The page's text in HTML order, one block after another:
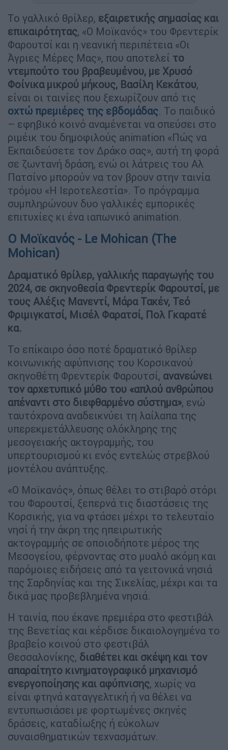
Το γαλλικό θρίλερ, εξαιρετικής σημασίας και
επικαιρότητας, «Ο Μοϊκανός» του Φρεντερίκ
Φαρουτσί και η νεανική περιπέτεια «Οι
Άγριες Μέρες Μας», που αποτελεί το
ντεμπούτο του βραβευμένου, με Χρυσό
Φοίνικα μικρού μήκους, Βασίλη Κεκάτου,
είναι οι ταινίες που ξεχωρίζουν από τις
οχτώ πρεμιέρες της εβδομάδας. Το παιδικό
– εφηβικό κοινό αναμένεται να σπεύσει στο
ριμέικ του δημοφιλούς animation «Πώς να
Εκπαιδεύσετε τον Δράκο σας», αυτή τη φορά
σε ζωντανή δράση, ενώ οι λάτρεις του Αλ
Πατσίνο μπορούν να τον βρουν στην ταινία
τρόμου «Η Ιεροτελεστία». Το πρόγραμμα
συμπληρώνουν δυο γαλλικές εμπορικές
επιτυχίες κι ένα ιαπωνικό animation.
Ο Μοϊκανός - Le Mohican (The
Mohican)
Δραματικό θρίλερ, γαλλικής παραγωγής του
2024, σε σκηνοθεσία Φρεντερίκ Φαρουτσί, με
τους Αλέξις Μανεντί, Μάρα Τακέν, Τεό
Φριμιγκατσί, Μισέλ Φαρατσί, Πολ Γκαρατέ
κα.
Το επίκαιρο όσο ποτέ δραματικό θρίλερ
κοινωνικής αφύπνισης του Κορσικανού
σκηνοθέτη Φρεντερίκ Φαρουτσί, ανανεώνει
τον αρχετυπικό μύθο του «απλού ανθρώπου
απέναντι στο διεφθαρμένο σύστημα», ενώ
ταυτόχρονα αναδεικνύει τη λαίλαπα της
υπερεκμετάλλευσης ολόκληρης της
μεσογειακής ακτογραμμής, του
υπερτουρισμού κι ενός εντελώς στρεβλού
μοντέλου ανάπτυξης.
«Ο Μοϊκανός», όπως θέλει το στιβαρό στόρι
του Φαρουτσί, ξεπερνά τις διαστάσεις της
Κορσικής, για να φτάσει μέχρι το τελευταίο
νησί ή την άκρη της ηπειρωτικής
ακτογραμμής σε οποιοδήποτε μέρος της
Μεσογείου, φέρνοντας στο μυαλό ακόμη και
παρόμοιες ειδήσεις από τα γειτονικά νησιά
της Σαρδηνίας και της Σικελίας, μέχρι και τα
δικά μας προβεβλημένα νησιά.
Η ταινία, που έκανε πρεμιέρα στο φεστιβάλ
της Βενετίας και κέρδισε δικαιολογημένα το
βραβείο κοινού στο φεστιβάλ
Θεσσαλονίκης, διαθέτει και σκέψη και τον
απαραίτητο κινηματογραφικό μηχανισμό
ενεργοποίησης και αφύπνισης, χωρίς να
είναι φτηνά καταγγελτική ή να θέλει να
εντυπωσιάσει με φορτωμένες σκηνές
δράσεις, καταδίωξης ή εύκολων
συναισθηματικών τεχνασμάτων.